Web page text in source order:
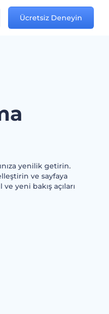
Ücretsiz Deneyin
yenilik getirin.
ve sayfaya
yeni bakış açıları